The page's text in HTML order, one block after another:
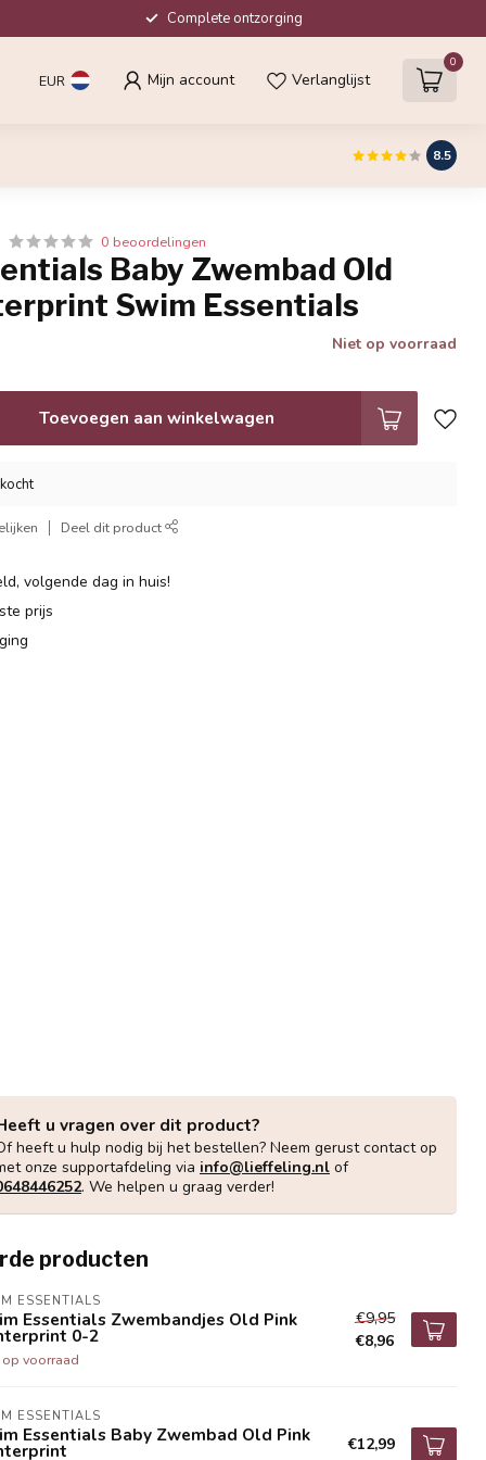
Complete ontzorging
EUR Mijn account Verlanglijst
0
8.5
0 beoordelingen
Baby Zwembad Old
Swim Essentials
Niet op voorraad
Toevoegen aan winkelwagen
Deel dit product
volgende dag in huis!
prijs
u vragen over dit product?
heeft u hulp nodig bij het bestellen? Neem gerust contact op
onze supportafdeling via info@lieffeling.nl of
. We helpen u graag verder!
producten
ESSENTIALS
Essentials Zwembandjes Old Pink
0-2
op voorraad
€9,95
€8,96
ESSENTIALS
Essentials Baby Zwembad Old Pink €12,99